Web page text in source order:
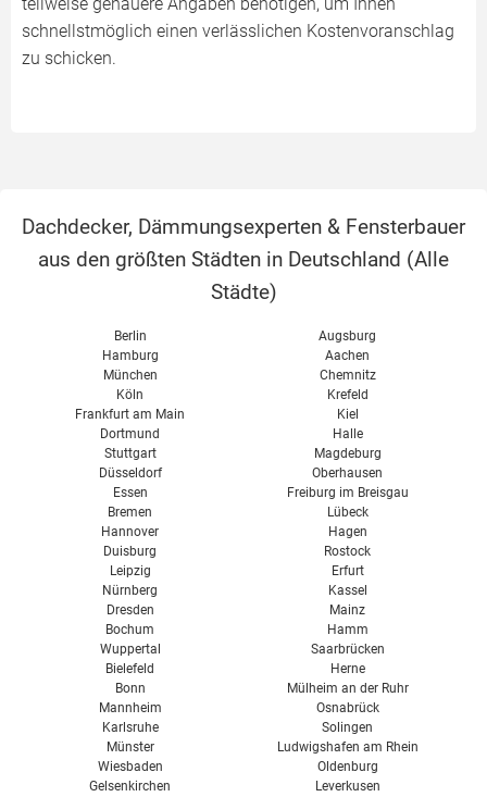
schnellstmöglich einen verlässlichen Kostenvoranschlag
zu schicken.
Dachdecker, Dämmungsexperten & Fensterbauer
aus den größten Städten in Deutschland (Alle
Städte)
Berlin
Hamburg
München
Köln
Frankfurt am Main
Dortmund
Stuttgart
Düsseldorf
Essen
Bremen
Hannover
Duisburg
Leipzig
Nürnberg
Dresden
Bochum
Wuppertal
Bielefeld
Bonn
Mannheim
Karlsruhe
Münster
Wiesbaden
Gelsenkirchen
Augsburg
Aachen
Chemnitz
Krefeld
Kiel
Halle
Magdeburg
Oberhausen
Freiburg im Breisgau
Lübeck
Hagen
Rostock
Erfurt
Kassel
Mainz
Hamm
Saarbrücken
Herne
Mülheim an der Ruhr
Osnabrück
Solingen
Ludwigshafen am Rhein
Oldenburg
Leverkusen